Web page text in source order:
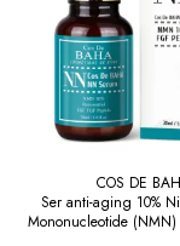
COS DE
Ser anti-aging 10%
Mononucleotide (NMN)